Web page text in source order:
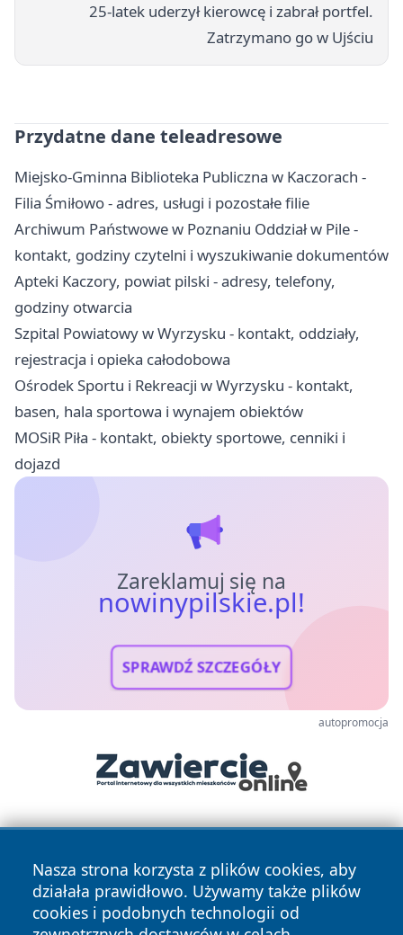
25-latek uderzył kierowcę i zabrał portfel.
Zatrzymano go w Ujściu
Przydatne dane teleadresowe
Miejsko-Gminna Biblioteka Publiczna w Kaczorach -
Filia Śmiłowo - adres, usługi i pozostałe filie
Archiwum Państwowe w Poznaniu Oddział w Pile -
kontakt, godziny czytelni i wyszukiwanie dokumentów
Apteki Kaczory, powiat pilski - adresy, telefony,
godziny otwarcia
Szpital Powiatowy w Wyrzysku - kontakt, oddziały,
rejestracja i opieka całodobowa
Ośrodek Sportu i Rekreacji w Wyrzysku - kontakt,
basen, hala sportowa i wynajem obiektów
MOSiR Piła - kontakt, obiekty sportowe, cenniki i
dojazd
Zareklamuj się na
nowinypilskie.pl!
SPRAWDŹ SZCZEGÓŁY
autopromocja
Nasza strona korzysta z plików cookies, aby
działała prawidłowo. Używamy także plików
cookies i podobnych technologii od